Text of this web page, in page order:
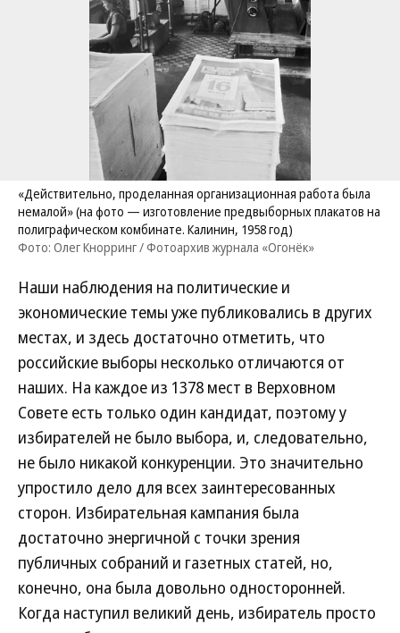
«Действительно, проделанная организационная работа была
немалой» (на фото — изготовление предвыборных плакатов на
полиграфическом комбинате. Калинин, 1958 год)
Фото: Олег Кнорринг / Фотоархив журнала «Огонёк»
Наши наблюдения на политические и
экономические темы уже публиковались в других
местах, и здесь достаточно отметить, что
российские выборы несколько отличаются от
наших. На каждое из 1378 мест в Верховном
Совете есть только один кандидат, поэтому у
избирателей не было выбора, и, следовательно,
не было никакой конкуренции. Это значительно
упростило дело для всех заинтересованных
сторон. Избирательная кампания была
достаточно энергичной с точки зрения
публичных собраний и газетных статей, но,
конечно, она была довольно односторонней.
Когда наступил великий день, избиратель просто